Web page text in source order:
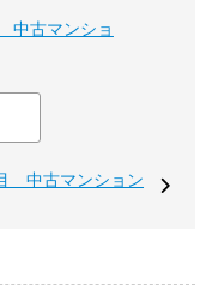
古マンショ
中古マンション